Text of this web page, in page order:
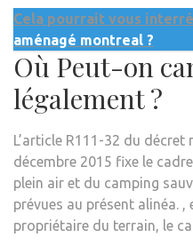
Cela pourrait vous
aménagé montreal ?
Où Peut-on
légalement ?
L’article R111-32 du décret
décembre 2015 fixe le
plein air et du camping
prévues au présent alinéa. ,
propriétaire du terrain, le